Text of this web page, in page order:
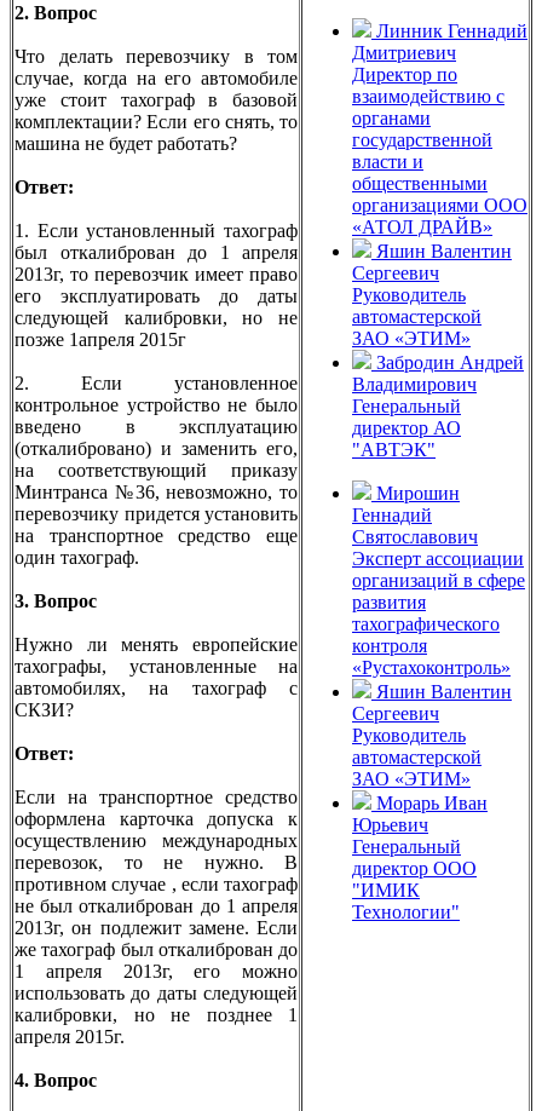
2. Вопрос
Что делать перевозчику в том
случае, когда на его автомобиле
уже стоит тахограф в базовой
комплектации? Если его снять, то
машина не будет работать?
Ответ:
1. Если установленный тахограф
был откалиброван до 1 апреля
2013г, то перевозчик имеет право
его эксплуатировать до даты
следующей калибровки, но не
позже 1апреля 2015г
2. Если установленное
контрольное устройство не было
введено в эксплуатацию
(откалибровано) и заменить его,
на соответствующий приказу
Минтранса №36, невозможно, то
перевозчику придется установить
на транспортное средство еще
один тахограф.
3. Вопрос
Нужно ли менять европейские
тахографы, установленные на
автомобилях, на тахограф с
СКЗИ?
Ответ:
Если на транспортное средство
оформлена карточка допуска к
осуществлению международных
перевозок, то не нужно. В
противном случае , если тахограф
не был откалиброван до 1 апреля
2013г, он подлежит замене. Если
же тахограф был откалиброван до
1 апреля 2013г, его можно
использовать до даты следующей
калибровки, но не позднее 1
апреля 2015г.
4. Вопрос
Линник Геннадий
Дмитриевич
Директор по
взаимодействию с
органами
государственной
власти и
общественными
организациями ООО
«АТОЛ ДРАЙВ»
Яшин Валентин
Сергеевич
Руководитель
автомастерской
ЗАО «ЭТИМ»
Забродин Андрей
Владимирович
Генеральный
директор АО
"АВТЭК"
Мирошин
Геннадий
Святославович
Эксперт ассоциации
организаций в сфере
развития
тахографического
контроля
«Рустахоконтроль»
Яшин Валентин
Сергеевич
Руководитель
автомастерской
ЗАО «ЭТИМ»
Морарь Иван
Юрьевич
Генеральный
директор ООО
"ИМИК
Технологии"